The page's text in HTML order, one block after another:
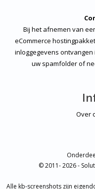
Bij het afnemen van
eCommerce
inloggegevens ontvangen
uw spamfolder of
Over
© 2011- 2026 -
Alle kb-screenshots zijn